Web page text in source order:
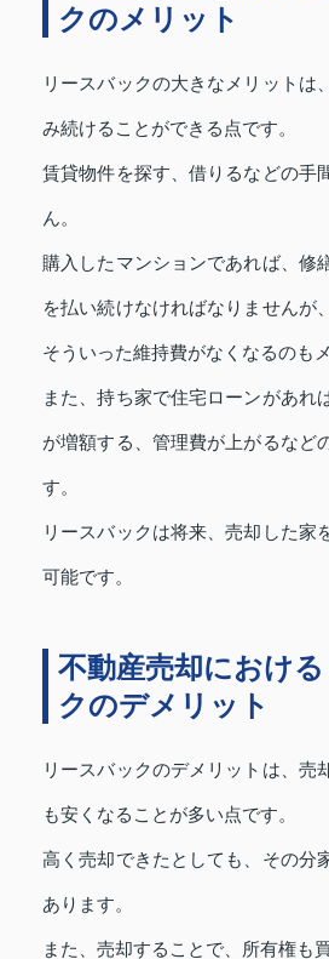
クのメリット
リースバックの大きなメリットは
み続けることができる点です。
賃貸物件を探す、借りるなどの手
ん。
購入したマンションであれば、修
を払い続けなければなりませんが
そういった維持費がなくなるのも
また、持ち家で住宅ローンがあれ
が増額する、管理費が上がるなど
す。
リースバックは将来、売却した家
可能です。
不動産売却におけ
クのデメリット
リースバックのデメリットは、売
も安くなることが多い点です。
高く売却できたとしても、その分
あります。
また、売却することで、所有権も